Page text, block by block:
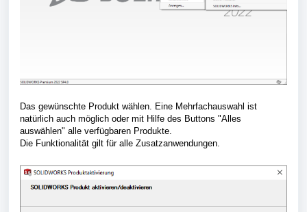
Das gewünschte Produkt wählen. Eine Mehrfachauswahl ist
natürlich auch möglich oder mit Hilfe des Buttons "Alles
auswählen" alle verfügbaren Produkte.
Die Funktionalität gilt für alle Zusatzanwendungen.